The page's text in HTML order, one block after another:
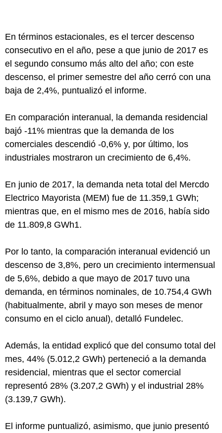
En términos estacionales, es el tercer descenso
consecutivo en el año, pese a que junio de 2017 es
el segundo consumo más alto del año; con este
descenso, el primer semestre del año cerró con una
baja de 2,4%, puntualizó el informe.
En comparación interanual, la demanda residencial
bajó -11% mientras que la demanda de los
comerciales descendió -0,6% y, por último, los
industriales mostraron un crecimiento de 6,4%.
En junio de 2017, la demanda neta total del Mercdo
Electrico Mayorista (MEM) fue de 11.359,1 GWh;
mientras que, en el mismo mes de 2016, había sido
de 11.809,8 GWh1.
Por lo tanto, la comparación interanual evidenció un
descenso de 3,8%, pero un crecimiento intermensual
de 5,6%, debido a que mayo de 2017 tuvo una
demanda, en términos nominales, de 10.754,4 GWh
(habitualmente, abril y mayo son meses de menor
consumo en el ciclo anual), detalló Fundelec.
Además, la entidad explicó que del consumo total del
mes, 44% (5.012,2 GWh) perteneció a la demanda
residencial, mientras que el sector comercial
representó 28% (3.207,2 GWh) y el industrial 28%
(3.139,7 GWh).
El informe puntualizó, asimismo, que junio presentó